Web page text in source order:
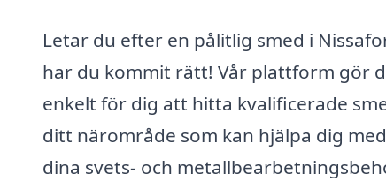
Letar du efter en pålitlig smed i
har du kommit rätt! Vår plattform gör
enkelt för dig att hitta kvalificerade
ditt närområde som kan hjälpa dig
dina svets- och